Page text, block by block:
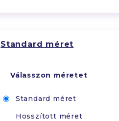
Standard méret
Válasszon méretet
Standard méret
Hosszított méret